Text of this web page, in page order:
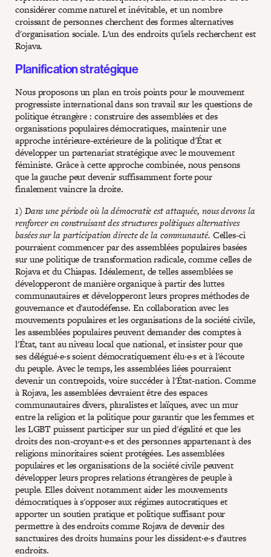
considérer comme naturel et inévitable, et un nombre
croissant de personnes cherchent des formes alternatives
d'organisation sociale. L'un des endroits qu'iels recherchent est
Rojava.
Planification stratégique
Nous proposons un plan en trois points pour le mouvement
progressiste international dans son travail sur les questions de
politique étrangère : construire des assemblées et des
organisations populaires démocratiques, maintenir une
approche intérieure-extérieure de la politique d'État et
développer un partenariat stratégique avec le mouvement
féministe. Grâce à cette approche combinée, nous pensons
que la gauche peut devenir suffisamment forte pour
finalement vaincre la droite.
1) Dans une période où la démocratie est attaquée, nous devons la
renforcer en construisant des structures politiques alternatives
basées sur la participation directe de la communauté. Celles-ci
pourraient commencer par des assemblées populaires basées
sur une politique de transformation radicale, comme celles de
Rojava et du Chiapas. Idéalement, de telles assemblées se
développeront de manière organique à partir des luttes
communautaires et développeront leurs propres méthodes de
gouvernance et d'autodéfense. En collaboration avec les
mouvements populaires et les organisations de la société civile,
les assemblées populaires peuvent demander des comptes à
l'État, tant au niveau local que national, et insister pour que
ses délégué·e·s soient démocratiquement élu·e·s et à l'écoute
du peuple. Avec le temps, les assemblées liées pourraient
devenir un contrepoids, voire succéder à l'État-nation. Comme
à Rojava, les assemblées devraient être des espaces
communautaires divers, pluralistes et laïques, avec un mur
entre la religion et la politique pour garantir que les femmes et
les LGBT puissent participer sur un pied d'égalité et que les
droits des non-croyant·e·s et des personnes appartenant à des
religions minoritaires soient protégées. Les assemblées
populaires et les organisations de la société civile peuvent
développer leurs propres relations étrangères de peuple à
peuple. Elles doivent notamment aider les mouvements
démocratiques à s'opposer aux régimes autocratiques et
apporter un soutien pratique et politique suffisant pour
permettre à des endroits comme Rojava de devenir des
sanctuaires des droits humains pour les dissident·e·s d'autres
endroits.